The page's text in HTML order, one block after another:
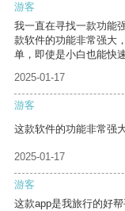
游客
我一直在寻找一款功能
款软件的功能非常强大
单，即使是小白也能快
2025-01-17
游客
这款软件的功能非常强
2025-01-17
游客
这款app是我旅行的好